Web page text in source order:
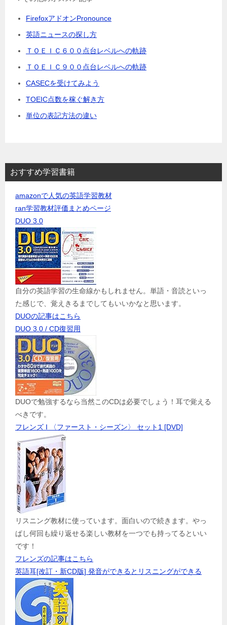
FirefoxアドオンPronounce
英語ニュースの探し方
ＴＯＥＩＣ６００点台レベルへの軌跡
ＴＯＥＩＣ９００点台レベルへの軌跡
CASECを受けてみよう
TOEIC点数を稼ぐ解き方
単位の表記方法の違い
おすすめ学習書籍
amazonで人気の英語学習教材
ran学習教材評価まとめページ
DUO 3.0
自分の英語学習の生命線かもしれません。単語・音読といっ
た感じで、覚えきるまでしてもいいかなと思います。
DUOの記事はこちら
DUO 3.0 / CD復習用
DUOで勉強するなら当然このCDは必要でしょう！耳で覚える
べきです。
フレンズ I 〈ファースト・シーズン〉 セット1 [DVD]
リスニング教材に使っています。面白いので続きます。やっ
ぱし何回も繰り返せる楽しい教材を一つでも持ってるといい
です！
フレンズの記事はこちら
英語耳[改訂・新CD版] 発音ができるとリスニングができる